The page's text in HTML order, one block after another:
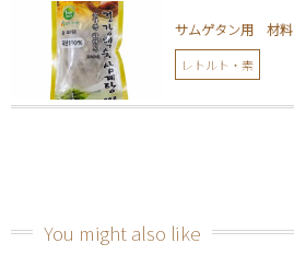
サムゲタン用 材料
レトルト・素
You might also like